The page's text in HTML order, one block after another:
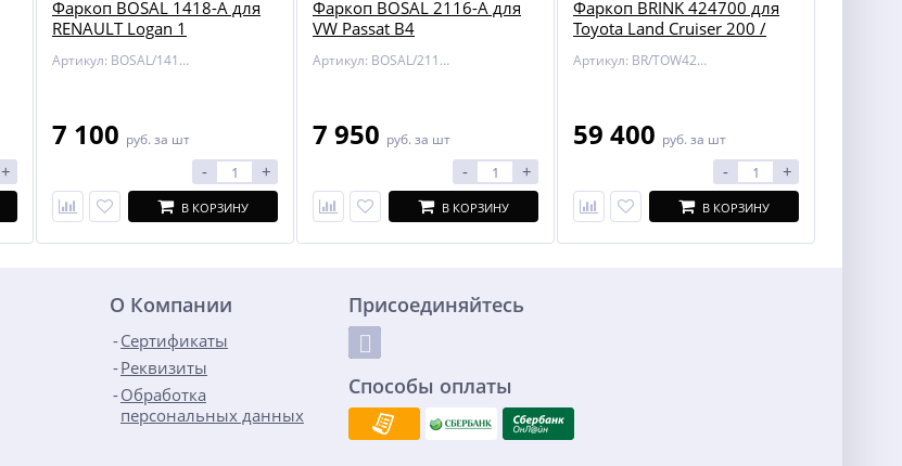
+
Фаркоп BOSAL 1418-A для
RENAULT Logan 1
Артикул: BOSAL/1418-A
7 100 руб. за шт
- +
В КОРЗИНУ
Фаркоп BOSAL 2116-A для
VW Passat B4
Артикул: BOSAL/2116-A
7 950 руб. за шт
- +
В КОРЗИНУ
Фаркоп BRINK 424700 для
Toyota Land Cruiser 200 /
Артикул: BR/TOW424700
59 400 руб. за шт
- +
В КОРЗИНУ
О Компании
Сертификаты
Реквизиты
Обработка
персональных данных
Присоединяйтесь
Способы оплаты